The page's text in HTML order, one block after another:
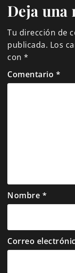
Deja una
Tu dirección de
publicada. Los
con *
Comentario *
Nombre *
Correo